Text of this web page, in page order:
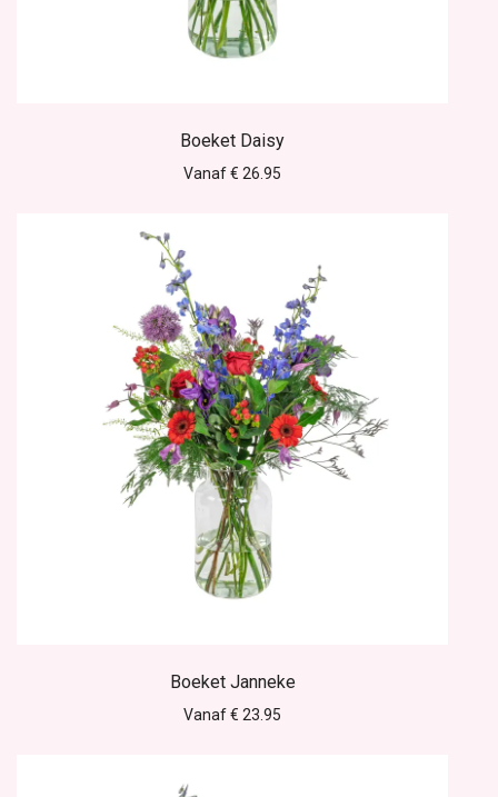
Boeket Daisy
Vanaf € 26.95
Boeket Janneke
Vanaf € 23.95